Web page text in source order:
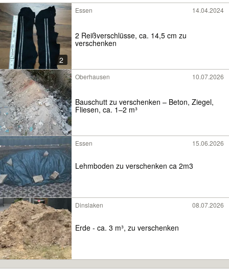
2
Essen 14.04.2024
2 Reißverschlüsse, ca. 14,5 cm zu
verschenken
Oberhausen 10.07.2026
Bauschutt zu verschenken – Beton, Ziegel,
Fliesen, ca. 1–2 m³
Essen 15.06.2026
Lehmboden zu verschenken ca 2m3
Dinslaken 08.07.2026
Erde - ca. 3 m³, zu verschenken